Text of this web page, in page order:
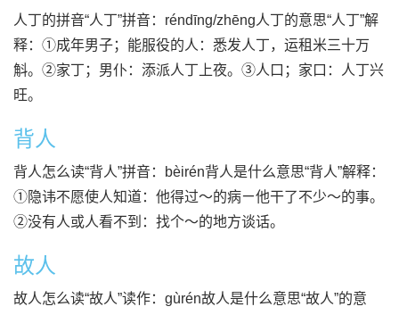
人丁的拼音“人丁”拼音：réndīng/zhēng人丁的意思“人丁”解
释：①成年男子；能服役的人：悉发人丁，运租米三十万
斛。②家丁；男仆：添派人丁上夜。③人口；家口：人丁兴
旺。
背人
背人怎么读“背人”拼音：bèirén背人是什么意思“背人”解释：
①隐讳不愿使人知道：他得过～的病ㄧ他干了不少～的事。
②没有人或人看不到：找个～的地方谈话。
故人
故人怎么读“故人”读作：gùrén故人是什么意思“故人”的意